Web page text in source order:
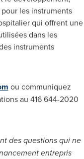
les instruments
qui offrent une
dans les
instruments
ou communiquez
au 416 644-2020
des questions qui ne
entrepris